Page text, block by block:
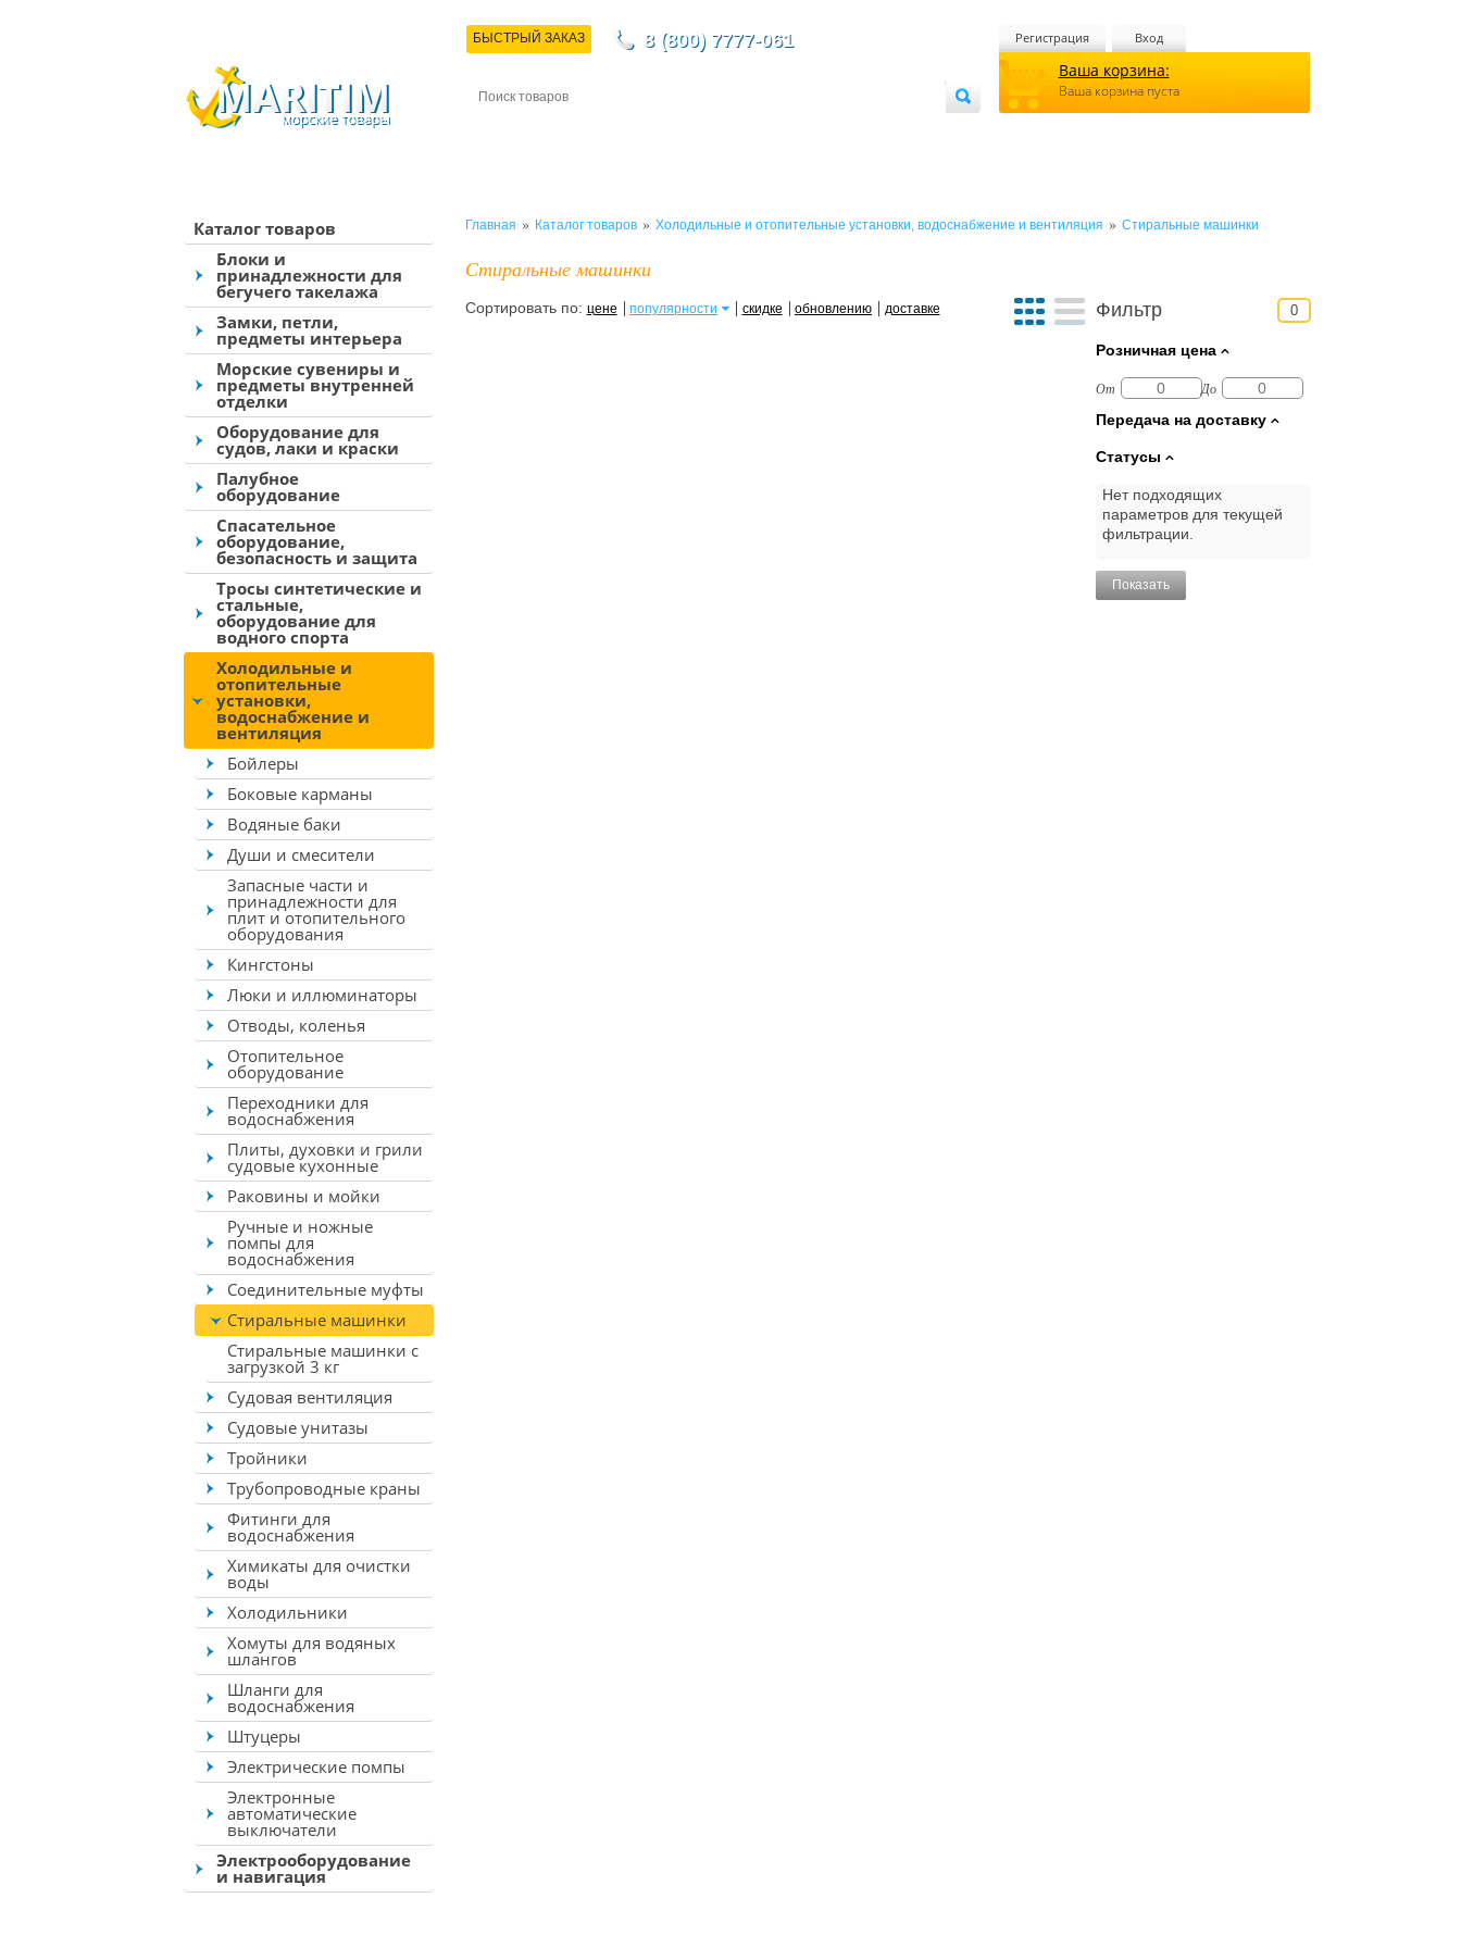
Регистрация Вход
Ваша корзина:
Ваша корзина пуста
БЫСТРЫЙ ЗАКАЗ 8 (800) 7777-061
Каталог товаров
Блоки и
принадлежности для
бегучего такелажа
Замки, петли,
предметы интерьера
Морские сувениры и
предметы внутренней
отделки
Оборудование для
судов, лаки и краски
Палубное
оборудование
Спасательное
оборудование,
безопасность и защита
Тросы синтетические и
стальные,
оборудование для
водного спорта
Холодильные и
отопительные
установки,
водоснабжение и
вентиляция
Бойлеры
Боковые карманы
Водяные баки
Души и смесители
Запасные части и
принадлежности для
плит и отопительного
оборудования
Кингстоны
Люки и иллюминаторы
Отводы, коленья
Отопительное
оборудование
Переходники для
водоснабжения
Плиты, духовки и грили
судовые кухонные
Раковины и мойки
Ручные и ножные
помпы для
водоснабжения
Соединительные муфты
Стиральные машинки
Стиральные машинки с
загрузкой 3 кг
Судовая вентиляция
Судовые унитазы
Тройники
Трубопроводные краны
Фитинги для
водоснабжения
Химикаты для очистки
воды
Холодильники
Хомуты для водяных
шлангов
Шланги для
водоснабжения
Штуцеры
Электрические помпы
Электронные
автоматические
выключатели
Электрооборудование
и навигация
Главная » Каталог товаров» Холодильные и отопительные установки, водоснабжение и вентиляция » Стиральные машинки
Стиральные машинки
Фильтр 0
Розничная цена
От До
Передача на доставку
Статусы
Нет подходящих
параметров для текущей
фильтрации.
Показать
Сортировать по: цене популярности скидке обновлению доставке